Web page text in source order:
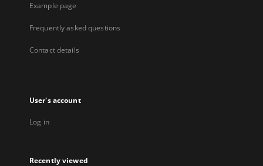
Example page
Frequently asked questions
Contact details
User's account
Log in
Recently viewed